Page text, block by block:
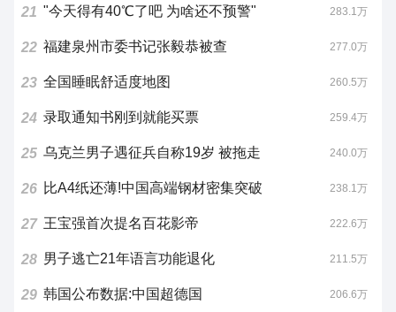
21 "今天得有40℃了吧 为啥还不预警" 283.1万
22 福建泉州市委书记张毅恭被查 277.0万
23 全国睡眠舒适度地图 260.5万
24 录取通知书刚到就能买票 259.4万
25 乌克兰男子遇征兵自称19岁 被拖走 240.0万
26 比A4纸还薄!中国高端钢材密集突破 238.1万
27 王宝强首次提名百花影帝 222.6万
28 男子逃亡21年语言功能退化 211.5万
29 韩国公布数据:中国超德国 206.6万